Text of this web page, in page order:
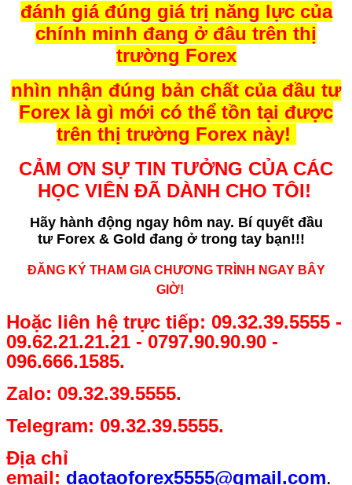
đánh giá đúng giá trị năng lực của
chính minh đang ở đâu trên thị
trường Forex
nhìn nhận đúng bản chất của đầu tư
Forex là gì mới có thể tồn tại được
trên thị trường Forex này!
CẢM ƠN SỰ TIN TƯỞNG CỦA CÁC
HỌC VIÊN ĐÃ DÀNH CHO TÔI!
Hãy hành động ngay hôm nay. Bí quyết đầu
tư Forex & Gold đang ở trong tay bạn!!!
ĐĂNG KÝ THAM GIA CHƯƠNG TRÌNH NGAY BÂY
GIỜ!
Hoặc liên hệ trực tiếp: 09.32.39.5555 -
09.62.21.21.21 - 0797.90.90.90 -
096.666.1585.
Zalo: 09.32.39.5555.
Telegram: 09.32.39.5555.
Địa chỉ
email: daotaoforex5555@gmail.com.